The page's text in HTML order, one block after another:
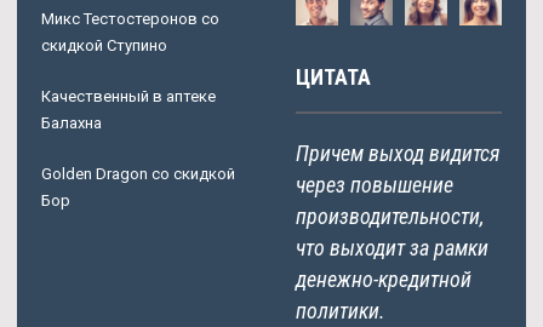
Микс Тестостеронов со
скидкой Ступино
Качественный в аптеке
Балахна
Golden Dragon со скидкой
Бор
ЦИТАТА
Причем выход видится
через повышение
производительности,
что выходит за рамки
денежно-кредитной
политики.